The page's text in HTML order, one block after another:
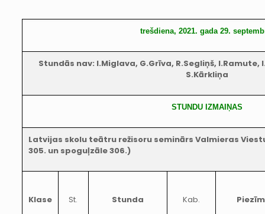
trešdiena, 2021. gada 29.
Stundās nav: I.Miglava, G.Grīva, R.Segliņš, I.Ramute,
S.Kārkliņa
STUNDU IZMAIŅAS
Latvijas skolu teātru režisoru seminārs Valmieras
305. un spoguļzāle 306.)
Klase St. Stunda Kab.